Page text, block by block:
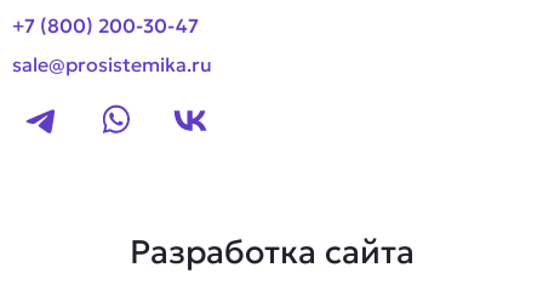
+7 (800) 200-30-47
sale@prosistemika.ru
Разработка сайта